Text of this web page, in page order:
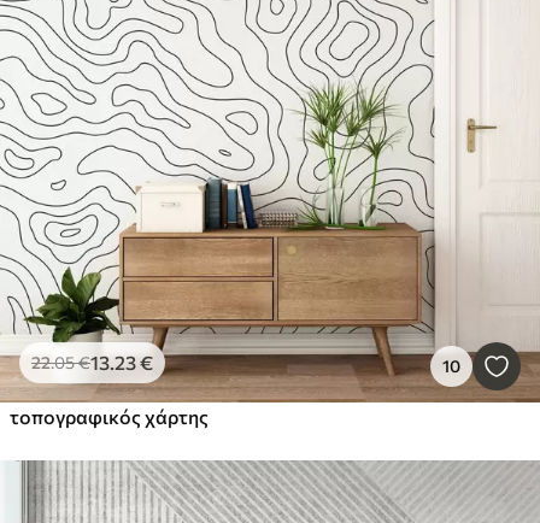
22.05€13.23€ 10
τοπογραφικός χάρτης